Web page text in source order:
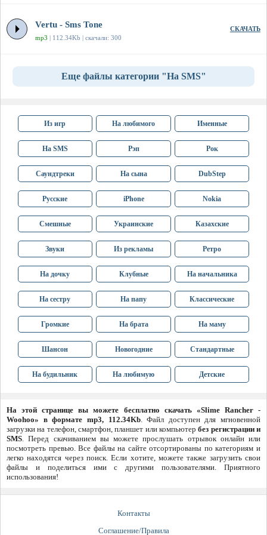
Vertu - Sms Tone
mp3 | 112.34Kb | скачали: 300
СКАЧАТЬ
Еще файлы категории "На SMS"
Из игр На любимого Именные
На SMS Рэп Рок
Саундтреки На сына DubStep
Русские iPhone Nokia
Смешные Украинские Казахские
Звуки Из рекламы Ретро
На дочку Клубные На начальника
На сестру На папу Классические
Громкие На брата На маму
Шансон Новогодние Стандартные
На будильник На любимую Детские
На этой странице вы можете бесплатно скачать «Slime Rancher -
Woohoo» в формате mp3, 112.34Kb. Файл доступен для мгновенной
загрузки на телефон, смартфон, планшет или компьютербез регистрации и
SMS. Перед скачиванием вы можете прослушать отрывок онлайн или
посмотреть превью. Все файлы на сайте отсортированы по категориям и
легко находятся через поиск. Если хотите, можете также загрузить свои
файлы и поделиться ими с другими пользователями. Приятного
использования!
Контакты
Соглашение/Правила